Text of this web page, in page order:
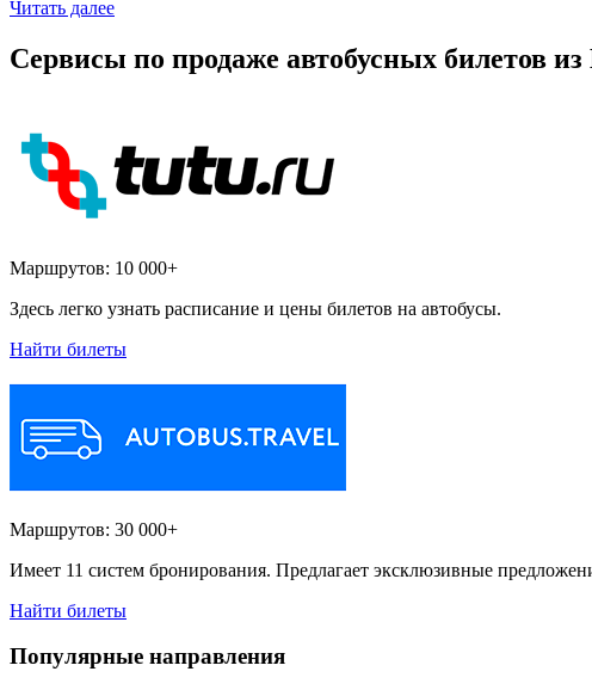
Читать далее
Сервисы по продаже автобусных билетов
Маршрутов: 10 000+
Здесь легко узнать расписание и цены билетов на автобусы.
Найти билеты
Маршрутов: 30 000+
Имеет 11 систем бронирования. Предлагает эксклюзивные
Найти билеты
Популярные направления